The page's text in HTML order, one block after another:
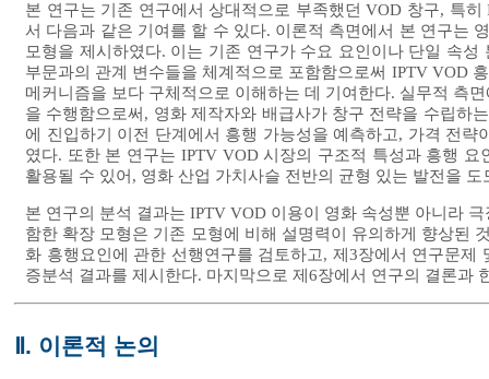
본 연구는 기존 연구에서 상대적으로 부족했던 VOD 창구, 특
서 다음과 같은 기여를 할 수 있다. 이론적 측면에서 본 연구는
모형을 제시하였다. 이는 기존 연구가 수요 요인이나 단일 속
부문과의 관계 변수들을 체계적으로 포함함으로써 IPTV VOD
메커니즘을 보다 구체적으로 이해하는 데 기여한다. 실무적 측
을 수행함으로써, 영화 제작자와 배급사가 창구 전략을 수립하
에 진입하기 이전 단계에서 흥행 가능성을 예측하고, 가격 전
였다. 또한 본 연구는 IPTV VOD 시장의 구조적 특성과 흥행
활용될 수 있어, 영화 산업 가치사슬 전반의 균형 있는 발전을
본 연구의 분석 결과는 IPTV VOD 이용이 영화 속성뿐 아니라
함한 확장 모형은 기존 모형에 비해 설명력이 유의하게 향상된
화 흥행요인에 관한 선행연구를 검토하고, 제3장에서 연구문
증분석 결과를 제시한다. 마지막으로 제6장에서 연구의 결론과
Ⅱ. 이론적 논의